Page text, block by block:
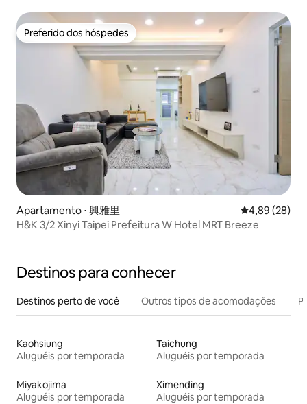
Preferido dos hóspedes
Preferido dos hóspedes
Apartamento ⋅ 興雅里 4,89 de uma
4,89 (28)
H&K 3/2 Xinyi Taipei Prefeitura W Hotel MRT Breeze
Destinos para conhecer
Destinos perto de você Outros tipos de acomodações
Kaohsiung
Aluguéis por temporada
Taichung
Aluguéis por temporada
Miyakojima
Aluguéis por temporada
Ximending
Aluguéis por temporada